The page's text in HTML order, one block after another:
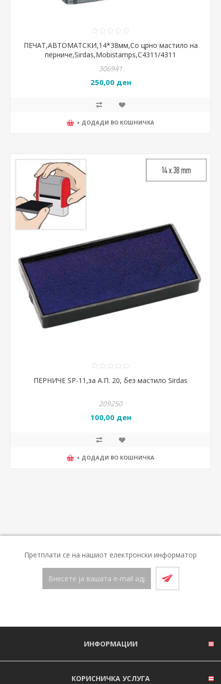
ПЕЧАТ,АВТОМАТСКИ,14*38мм,Со црно мастило на
перниче,Sirdas,Mobistamps,C4311/4311
306941
250,00 ден
+ ДОДАДИ ВО КОШНИЧКА
ПЕРНИЧЕ SP-11,за А.П. 20, без мастило Sirdas
209250
100,00 ден
+ ДОДАДИ ВО КОШНИЧКА
Претплати се на нашиот електронски информатор
ИНФОРМАЦИИ
КОРИСНИЧКА УСЛУГА